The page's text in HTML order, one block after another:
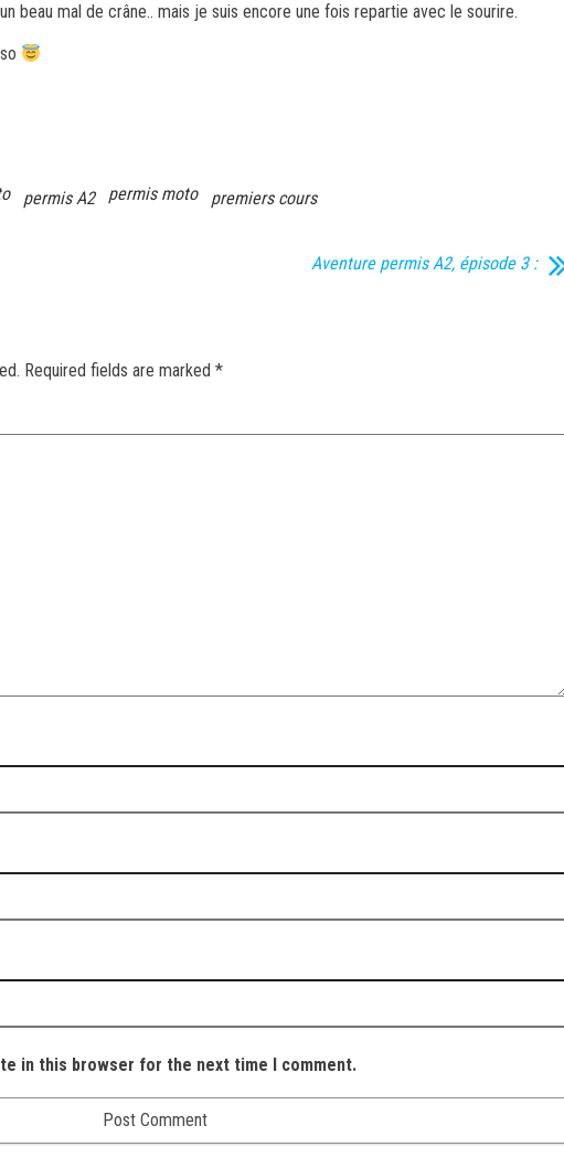
beau mal de crâne.. mais je suis encore une fois repartie avec le sourire.
permis A2 permis moto premiers cours
Aventure permis A2, épisode 3 :
Required fields are marked *
in this browser for the next time I comment.